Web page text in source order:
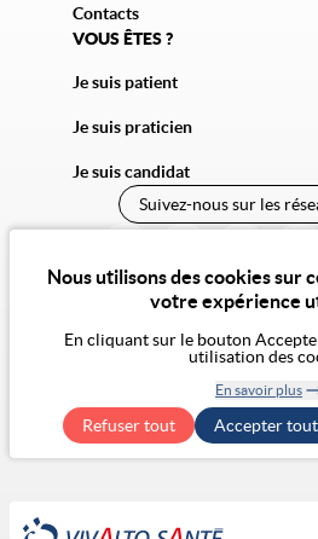
Nous utilisons des cookies sur
votre expérience
En cliquant sur le bouton
utilisation des
En savoir plus
Refuser tout Accepter tout
Contacts
VOUS ÊTES ?
Je suis patient
Je suis praticien
Je suis candidat
Suivez-nous sur les
Mentions
Exercer mes droits RGPD